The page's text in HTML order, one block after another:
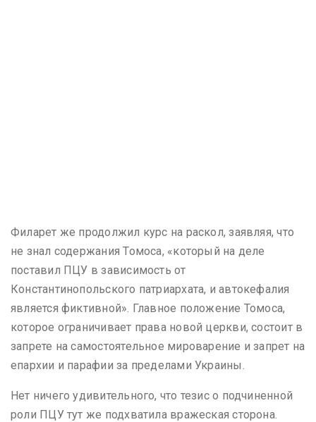
Филарет же продолжил курс на раскол, заявляя, что
не знал содержания Томоса, «который на деле
поставил ПЦУ в зависимость от
Константинопольского патриархата, и автокефалия
является фиктивной». Главное положение Томоса,
которое ограничивает права новой церкви, состоит в
запрете на самостоятельное мироварение и запрет на
епархии и парафии за пределами Украины.
Нет ничего удивительного, что тезис о подчиненной
роли ПЦУ тут же подхватила вражеская сторона.